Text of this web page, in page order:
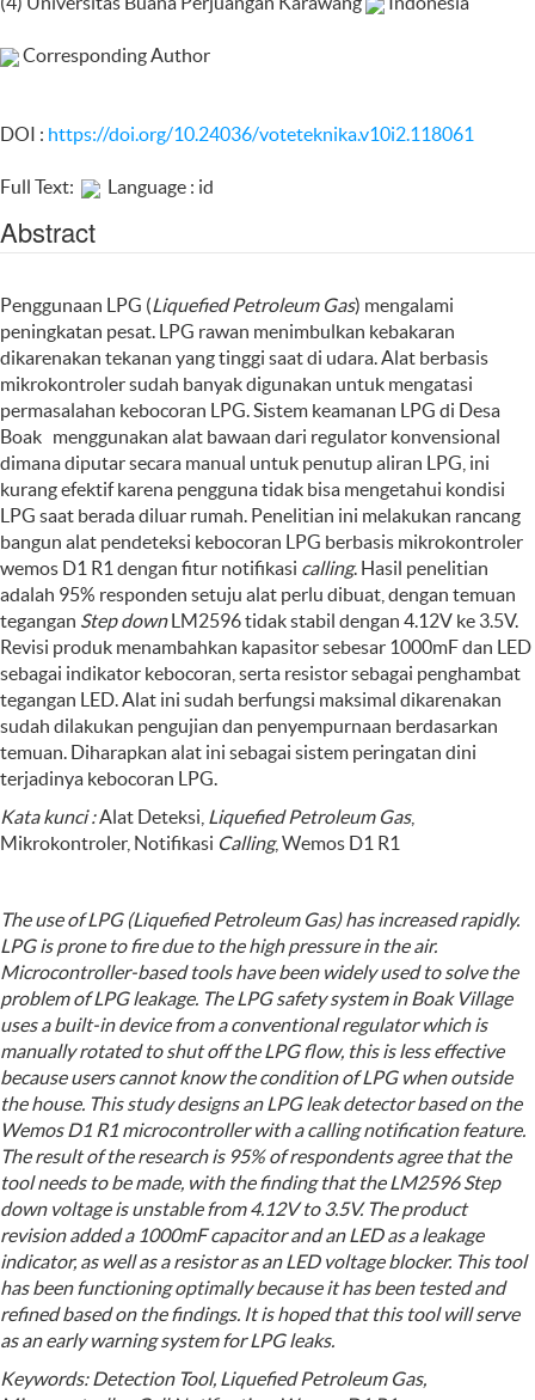
Corresponding Author
DOI : https://doi.org/10.24036/voteteknika.v10i2.118061
Full Text: Language : id
Abstract
Penggunaan LPG (Liquefied Petroleum Gas) mengalami
peningkatan pesat. LPG rawan menimbulkan kebakaran
dikarenakan tekanan yang tinggi saat di udara. Alat berbasis
mikrokontroler sudah banyak digunakan untuk mengatasi
permasalahan kebocoran LPG. Sistem keamanan LPG di Desa
Boak menggunakan alat bawaan dari regulator konvensional
dimana diputar secara manual untuk penutup aliran LPG, ini
kurang efektif karena pengguna tidak bisa mengetahui kondisi
LPG saat berada diluar rumah. Penelitian ini melakukan rancang
bangun alat pendeteksi kebocoran LPG berbasis mikrokontroler
wemos D1 R1 dengan fitur notifikasi calling. Hasil penelitian
adalah 95% responden setuju alat perlu dibuat, dengan temuan
tegangan Step downLM2596 tidak stabil dengan 4.12V ke 3.5V.
Revisi produk menambahkan kapasitor sebesar 1000mF dan LED
sebagai indikator kebocoran, serta resistor sebagai penghambat
tegangan LED. Alat ini sudah berfungsi maksimal dikarenakan
sudah dilakukan pengujian dan penyempurnaan berdasarkan
temuan. Diharapkan alat ini sebagai sistem peringatan dini
terjadinya kebocoran LPG.
Kata kunci:Alat Deteksi, Liquefied Petroleum Gas,
Mikrokontroler, Notifikasi Calling, Wemos D1 R1
The use of LPG (Liquefied Petroleum Gas) has increased rapidly.
LPG is prone to fire due to the high pressure in the air.
Microcontroller-based tools have been widely used to solve the
problem of LPG leakage. The LPG safety system in Boak Village
uses a built-in device from a conventional regulator which is
manually rotated to shut off the LPG flow, this is less effective
because users cannot know the condition of LPG when outside
the house. This study designs an LPG leak detector based on the
Wemos D1 R1 microcontroller with a calling notification feature.
The result of the research is 95% of respondents agree that the
tool needs to be made, with the finding that the LM2596 Step
down voltage is unstable from 4.12V to 3.5V. The product
revision added a 1000mF capacitor and an LED as a leakage
indicator, as well as a resistor as an LED voltage blocker. This tool
has been functioning optimally because it has been tested and
refined based on the findings. It is hoped that this tool will serve
as an early warning system for LPG leaks.
Keywords:Detection Tool, Liquefied Petroleum Gas,